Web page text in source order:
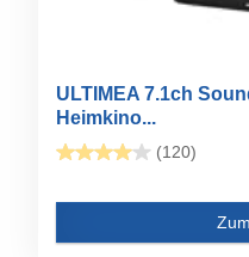
ULTIMEA 7.1ch
Heimkino...
(120)